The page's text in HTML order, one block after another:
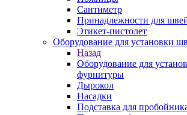
Сантиметр
Принадлежности для
Этикет-пистолет
Оборудование для установки
Назад
Оборудование для
фурнитуры
Дырокол
Насадки
Подставка для